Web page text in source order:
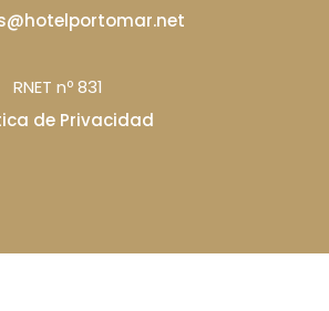
RNET nº 831
de Privacidad